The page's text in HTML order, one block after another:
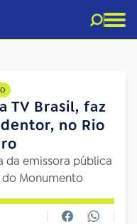
TV Brasil, faz
no Rio
da emissora pública
Monumento